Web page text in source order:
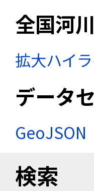
全国河
拡大ハイ
データ
GeoJSON
検索